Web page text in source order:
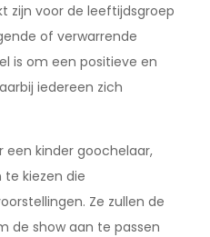
zijn voor de leeftijdsgroep
of verwarrende
is om een positieve en
iedereen zich
een kinder goochelaar,
kiezen die
Ze zullen de
de show aan te passen